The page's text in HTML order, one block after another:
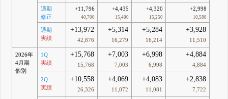
通期
修正
+11,796
40,700
+4,435
15,400
+4,320
15,250
+2,998
10,580
通期
実績
+13,972
42,876
+5,314
16,279
+5,284
16,214
+3,928
11,510
2026年
4月期
個別
1Q
実績
+15,768
15,768
+7,003
7,003
+6,998
6,998
+4,884
4,884
2Q
実績
+10,558
26,326
+4,069
11,072
+4,083
11,081
+2,838
7,722